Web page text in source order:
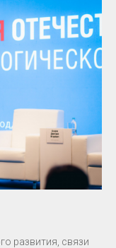
развития, связи